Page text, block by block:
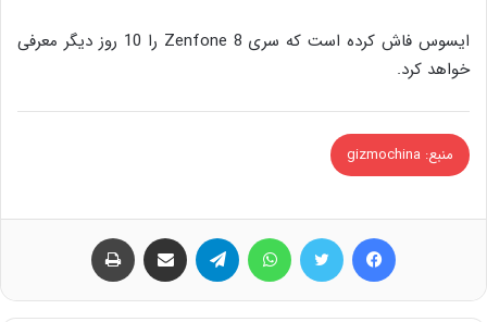
ایسوس فاش کرده است که سری Zenfone 8 را 10 روز دیگر معرفی
خواهد کرد.
منبع: gizmochina